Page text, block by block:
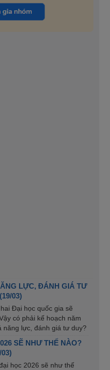
LỰC, ĐÁNH GIÁ TƯ
03)
Đại học quốc gia sẽ
có phải kế hoạch năm
năng lực, đánh giá tư duy?
SẼ NHƯ THẾ NÀO?
03)
học 2026 sẽ như thế